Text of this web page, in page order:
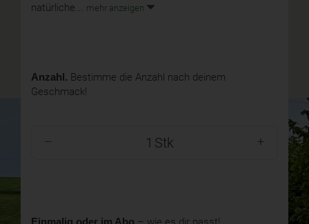
natürliche...
mehr anzeigen
Anzahl. Bestimme die Anzahl nach deinem
Geschmack!
Stk